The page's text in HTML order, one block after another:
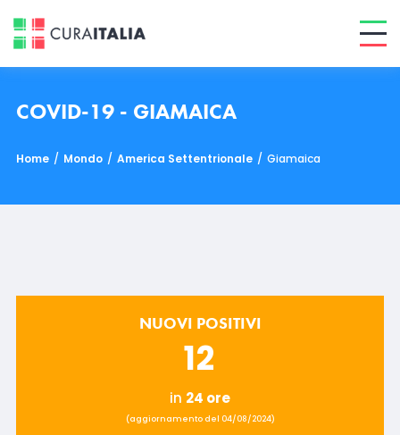
COVID-19 - GIAMAICA
Home / Mondo / America Settentrionale / Giamaica
NUOVI POSITIVI
12
in 24 ore
(aggiornamento del 04/08/2024)